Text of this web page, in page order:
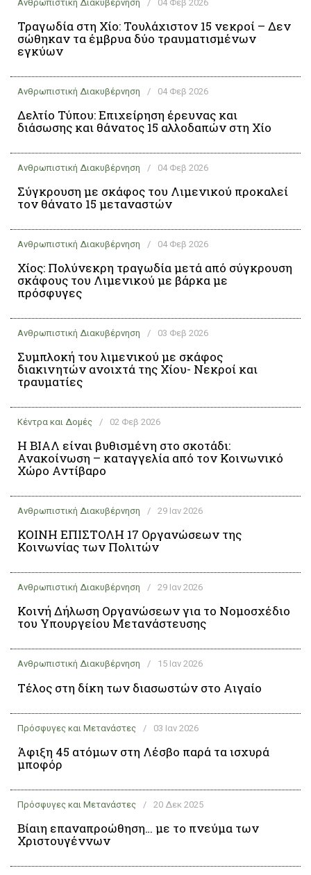
Ανθρωπιστική Διακυβέρνηση / 04 Φεβ 2026
Τραγωδία στη Χίο: Τουλάχιστον 15 νεκροί – Δεν
σώθηκαν τα έμβρυα δύο τραυματισμένων
εγκύων
Ανθρωπιστική Διακυβέρνηση / 04 Φεβ 2026
Δελτίο Τύπου: Επιχείρηση έρευνας και
διάσωσης και θάνατος 15 αλλοδαπών στη Χίο
Ανθρωπιστική Διακυβέρνηση / 04 Φεβ 2026
Σύγκρουση με σκάφος του Λιμενικού προκαλεί
τον θάνατο 15 μεταναστών
Ανθρωπιστική Διακυβέρνηση / 04 Φεβ 2026
Χίος: Πολύνεκρη τραγωδία μετά από σύγκρουση
σκάφους του Λιμενικού με βάρκα με
πρόσφυγες
Ανθρωπιστική Διακυβέρνηση / 03 Φεβ 2026
Συμπλοκή του λιμενικού με σκάφος
διακινητών ανοιχτά της Χίου- Νεκροί και
τραυματίες
Κέντρα και Δομές / 02 Φεβ 2026
Η ΒΙΑΛ είναι βυθισμένη στο σκοτάδι:
Ανακοίνωση – καταγγελία από τον Κοινωνικό
Χώρο Αντίβαρο
Ανθρωπιστική Διακυβέρνηση / 29 Ιαν 2026
ΚΟΙΝΗ ΕΠΙΣΤΟΛΗ 17 Οργανώσεων της
Κοινωνίας των Πολιτών
Ανθρωπιστική Διακυβέρνηση / 29 Ιαν 2026
Κοινή Δήλωση Οργανώσεων για το Νομοσχέδιο
του Υπουργείου Μετανάστευσης
Ανθρωπιστική Διακυβέρνηση / 15 Ιαν 2026
Τέλος στη δίκη των διασωστών στο Αιγαίο
Πρόσφυγες και Μετανάστες / 03 Ιαν 2026
Άφιξη 45 ατόμων στη Λέσβο παρά τα ισχυρά
μποφόρ
Πρόσφυγες και Μετανάστες / 20 Δεκ 2025
Βίαιη επαναπροώθηση… με το πνεύμα των
Χριστουγέννων